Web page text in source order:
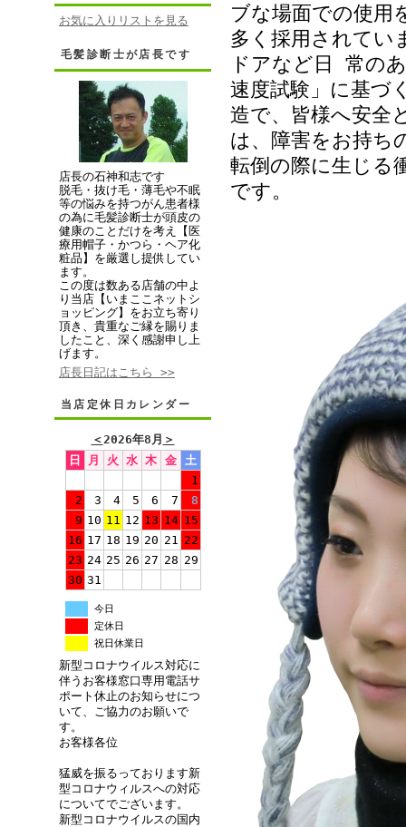
お気に入りリストを見る
毛髪診断士が店長です
店長の石神和志です
脱毛・抜け毛・薄毛や不眠
等の悩みを持つがん患者様
の為に毛髪診断士が頭皮の
健康のことだけを考え【医
療用帽子・かつら・ヘア化
粧品】を厳選し提供してい
ます。
この度は数ある店舗の中よ
り当店【いまここネットシ
ョッピング】をお立ち寄り
頂き、貴重なご縁を賜りま
したこと、深く感謝申し上
げます。
店長日記はこちら >>
当店定休日カレンダー
＜2026年8月 ＞
日
月 火 水 木 金
土
1
2
3 4 5 6 7
8
9 10 11 12 13 14 15
16 17 18 19 20 21 22
23 24 25 26 27 28 29
30 31
今日
定休日
祝日休業日
新型コロナウイルス対応に
伴うお客様窓口専用電話サ
ポート休止のお知らせにつ
いて、ご協力のお願いで
す。
お客様各位
猛威を振るっております新
型コロナウィルスへの対応
についてでございます。
新型コロナウイルスの国内
ブな場面での使用
多く採用されてい
ドアなど日 常の
速度試験」に基づ
造で、皆様へ安全
は、障害をお持ち
転倒の際に生じる
です。